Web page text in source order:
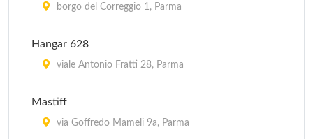
Astoria
Bon Gusto
borgo del Correggio 1, Parma
Hangar 628
viale Antonio Fratti 28, Parma
Mastiff
via Goffredo Mameli 9a, Parma